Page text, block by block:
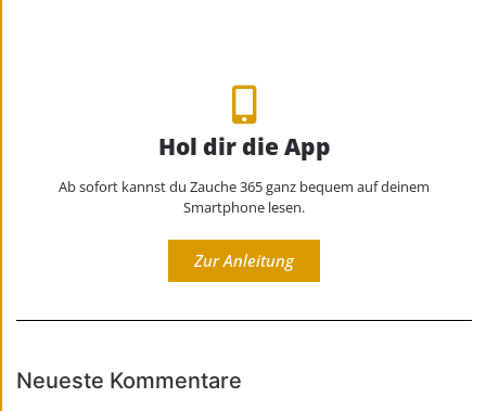
Hol dir die App
Ab sofort kannst du Zauche 365 ganz bequem auf deinem
Smartphone lesen.
Zur Anleitung
Neueste Kommentare